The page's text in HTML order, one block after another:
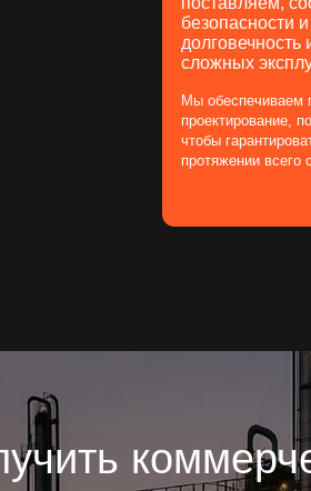
форму, и мы свяжемся с вами в
+7